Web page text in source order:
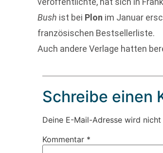
Bush ist bei Plon im Januar
französischen Bestsellerliste.
Auch andere Verlage hatten
Schreibe einen
Deine E-Mail-Adresse wird
Kommentar *